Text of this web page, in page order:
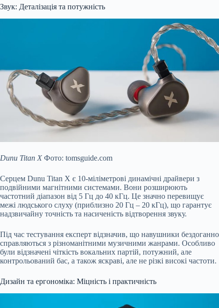
Звук: Деталізація та потужність
Dunu Titan X Фото: tomsguide.com
Серцем Dunu Titan X є 10-міліметрові динамічні драйвери з
подвійними магнітними системами. Вони розширюють
частотний діапазон від 5 Гц до 40 кГц. Це значно перевищує
межі людського слуху (приблизно 20 Гц – 20 кГц), що гарантує
надзвичайну точність та насиченість відтворення звуку.
Під час тестування експерт відзначив, що навушники бездоганно
справляються з різноманітними музичними жанрами. Особливо
були відзначені чіткість вокальних партій, потужний, але
контрольований бас, а також яскраві, але не різкі високі частоти.
Дизайн та ергономіка: Міцність і практичність